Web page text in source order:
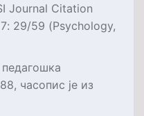
Journal Citation
7: 29/59 (Psychology,
часопис је из